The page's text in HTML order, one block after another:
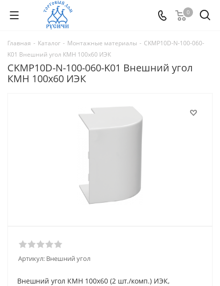
0
Главная - Каталог - Монтажные материалы - CKMP10D-N-100-060-
K01 Внешний угол КМН 100х60 ИЭК
CKMP10D-N-100-060-K01 Внешний угол
КМН 100х60 ИЭК
Артикул: Внешний угол
Внешний угол КМН 100х60 (2 шт./комп.) ИЭК,